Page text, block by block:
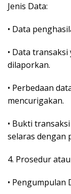
Jenis Data:
• Data
• Data
dilaporkan.
• Perbedaan
mencurigakan.
• Bukti
selaras dengan
4. Prosedur
• Pengumpulan